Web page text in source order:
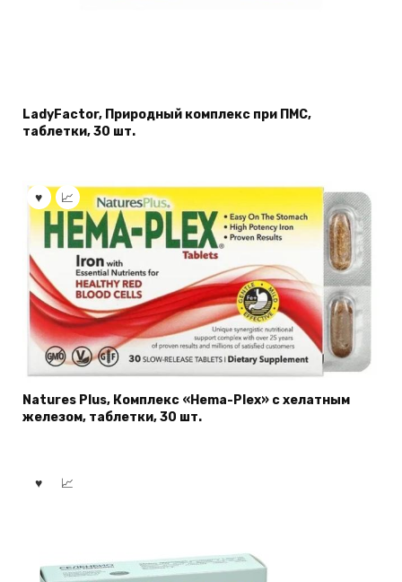
LadyFactor, Природный комплекс при ПМС,
таблетки, 30 шт.
Natures Plus, Комплекс «Hema-Plex» с хелатным
железом, таблетки, 30 шт.